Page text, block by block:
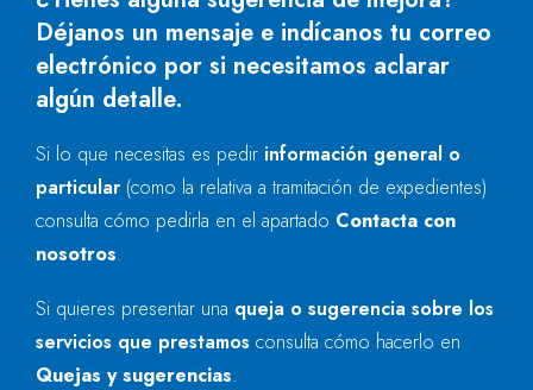
Déjanos un mensaje e indícanos tu correo
electrónico por si necesitamos aclarar
algún detalle.
Si lo que necesitas es pedir información general o
particular (como la relativa a tramitación de expedientes)
consulta cómo pedirla en el apartado Contacta con
nosotros.
Si quieres presentar una queja o sugerencia sobre los
servicios que prestamos consulta cómo hacerlo en
Quejas y sugerencias.